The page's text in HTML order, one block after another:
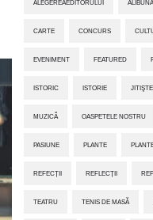
ALEGEREAEDITORULUI
CARTE CONCURS
EVENIMENT FEATURED
ISTORIC ISTORIE JITIŞTE
MUZICĂ OASPETELE NOSTRU
PASIUNE PLANTE
REFECȚII REFLECȚII
TEATRU TENIS DE MASĂ